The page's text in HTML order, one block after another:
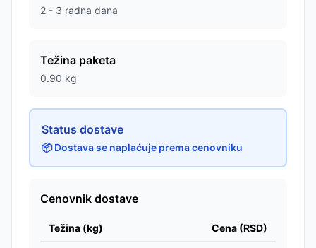
2 - 3 radna dana
Težina paketa
0.90 kg
Status dostave
📦 Dostava se naplaćuje prema cenovniku
Cenovnik dostave
Težina (kg) Cena (RSD)